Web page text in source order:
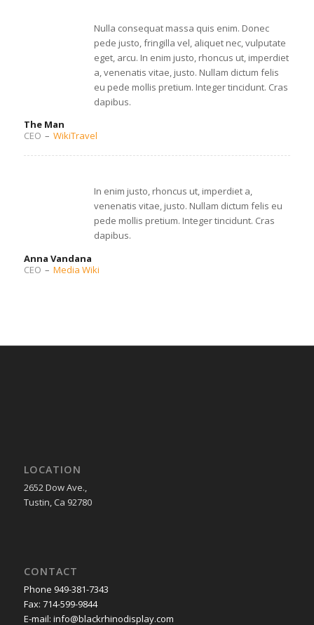
Nulla consequat massa quis enim. Donec
pede justo, fringilla vel, aliquet nec, vulputate
eget, arcu. In enim justo, rhoncus ut, imperdiet
a, venenatis vitae, justo. Nullam dictum felis
eu pede mollis pretium. Integer tincidunt. Cras
dapibus.
The Man
CEO – WikiTravel
In enim justo, rhoncus ut, imperdiet a,
venenatis vitae, justo. Nullam dictum felis eu
pede mollis pretium. Integer tincidunt. Cras
dapibus.
Anna Vandana
CEO – Media Wiki
LOCATION
2652 Dow Ave.,
Tustin, Ca 92780
CONTACT
Phone 949-381-7343
Fax: 714-599-9844
E-mail: info@blackrhinodisplay.com